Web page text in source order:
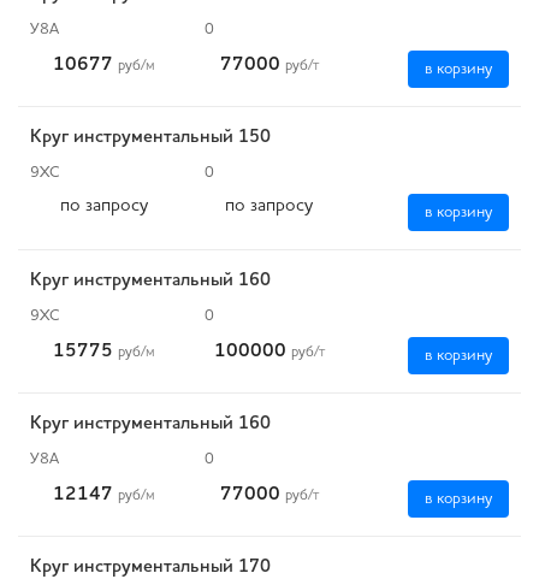
У8А 0
10677 руб/м 77000 руб/т в корзину
Круг инструментальный 150
9ХС 0
по запросу по запросу в корзину
Круг инструментальный 160
9ХС 0
15775 руб/м 100000 руб/т в корзину
Круг инструментальный 160
У8А 0
12147 руб/м 77000 руб/т в корзину
Круг инструментальный 170